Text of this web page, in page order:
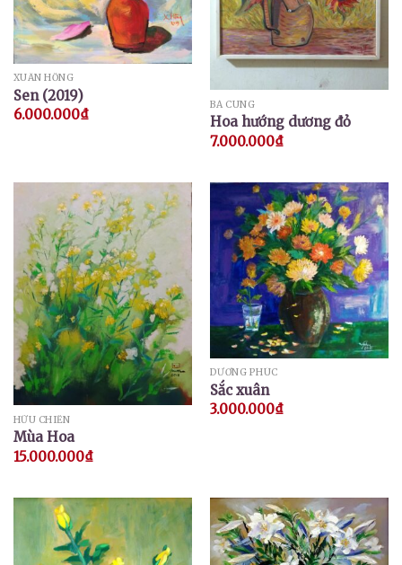
XUÂN HỒNG
Sen (2019)
6.000.000₫
BÁ CUNG
Hoa hướng dương đỏ
7.000.000₫
HỮU CHIẾN
Mùa Hoa
15.000.000₫
DƯƠNG PHÚC
Sắc xuân
3.000.000₫